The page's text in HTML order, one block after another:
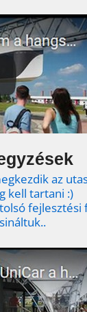
az
kell tartani :)
fejlesztési